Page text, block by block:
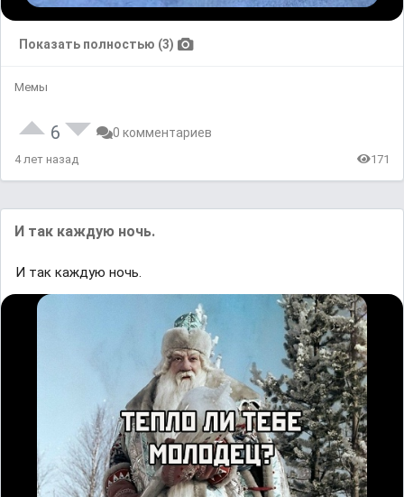
Показать полностью (3)
Мемы
6 0 комментариев
4 лет назад 171
И так каждую ночь.
И так каждую ночь.